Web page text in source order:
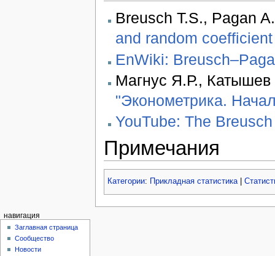
Breusch T.S., Pagan
and random
EnWiki:
Магнус Я.Р.,
"Эконометрика.
YouTube: The
Примечания
Категории: Прикладная статистика|
навигация
Заглавная страница
Сообщество
Новости